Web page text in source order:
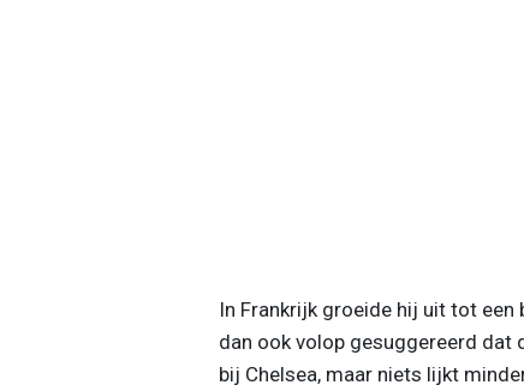
In Frankrijk groeide hij uit tot
dan ook volop gesuggereerd dat
bij Chelsea, maar niets lijkt